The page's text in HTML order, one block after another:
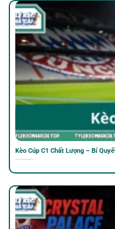
Kèo Cúp C1 Chất Lượng – Bí